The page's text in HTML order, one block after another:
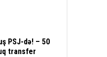
PSJ-də! – 50
transfer